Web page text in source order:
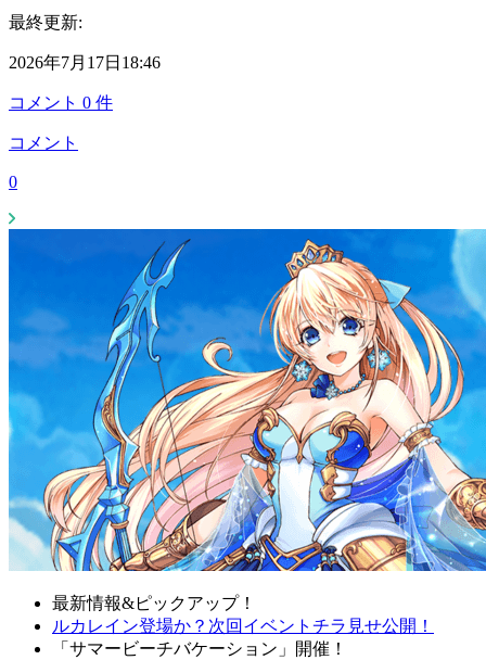
最終更新:
2026年7月17日18:46
コメント 0 件
コメント
0
最新情報&ピックアップ！
ルカレイン登場か？次回イベントチラ見せ公開！
「サマービーチバケーション」開催！